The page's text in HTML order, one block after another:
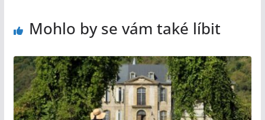
Mohlo by se vám také líbit